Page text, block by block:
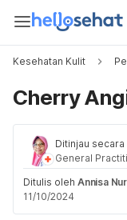
Kesehatan Kulit
Cherry
Ditinjau
General
Ditulis oleh Annisa
11/10/2024